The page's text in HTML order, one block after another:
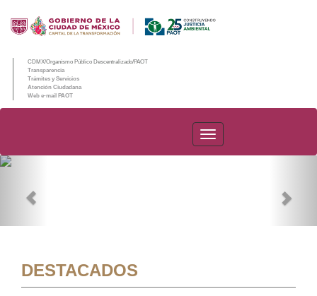
CDMX/Organismo Público Descentralizado/PAOT
Transparencia
Trámites y Servicios
Atención Ciudadana
Web e-mail PAOT
PAOT
DESTACADOS